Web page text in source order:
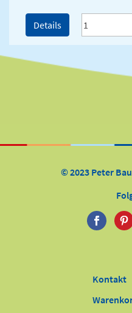
Details
© 2023 Peter
Kontakt